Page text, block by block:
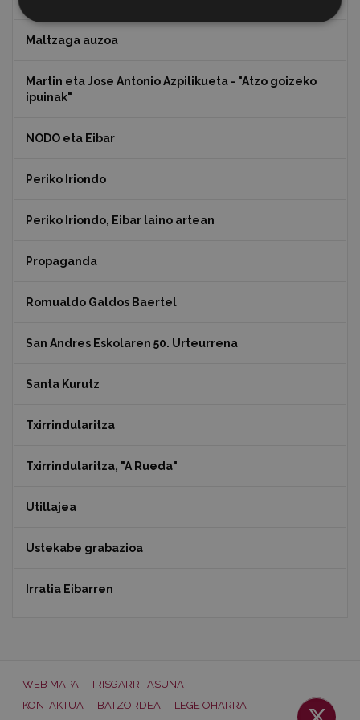
Maltzaga auzoa
Martin eta Jose Antonio Azpilikueta - "Atzo goizeko
ipuinak"
NODO eta Eibar
Periko Iriondo
Periko Iriondo, Eibar laino artean
Propaganda
Romualdo Galdos Baertel
San Andres Eskolaren 50. Urteurrena
Santa Kurutz
Txirrindularitza
Txirrindularitza, "A Rueda"
Utillajea
Ustekabe grabazioa
Irratia Eibarren
WEB MAPA
IRISGARRITASUNA
KONTAKTUA
BATZORDEA LEGE OHARRA